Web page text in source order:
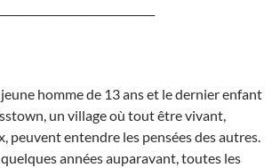
homme de 13 ans et le dernier enfant
un village où tout être vivant,
peuvent entendre les pensées des autres.
années auparavant, toutes les